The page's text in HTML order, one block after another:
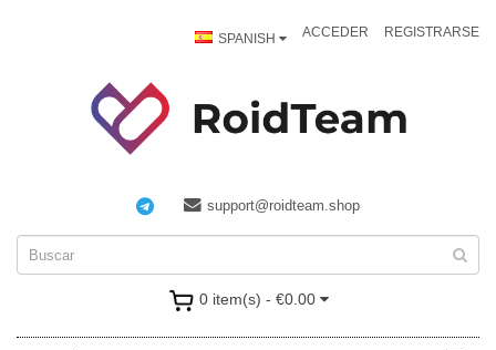
SPANISH ACCEDER REGISTRARSE
support@roidteam.shop
0 item(s) - €0.00